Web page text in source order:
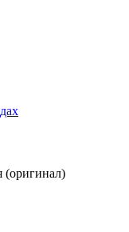
(оригинал)